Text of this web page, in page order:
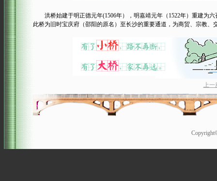
洪桥始建于明正德元年(1506年），明嘉靖元年（1522年）重建为六
此桥为旧时宝庆府（邵阳的原名）至长沙的重要通道，为商贸、宗教、
上一